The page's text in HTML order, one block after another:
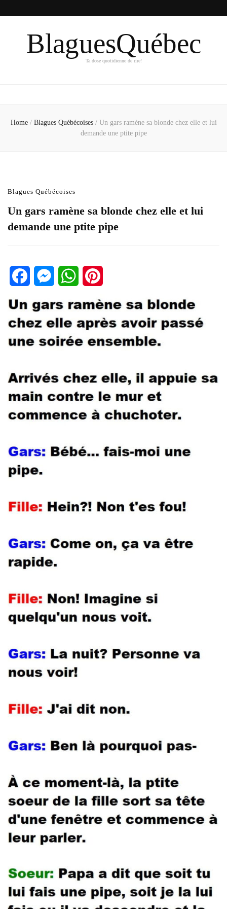
BlaguesQuébec
Ta dose quotidienne de rire!
Home / Blagues Québécoises / Un gars ramène sa blonde chez elle et lui
demande une ptite pipe
Blagues Québécoises
Un gars ramène sa blonde chez elle et lui
demande une ptite pipe